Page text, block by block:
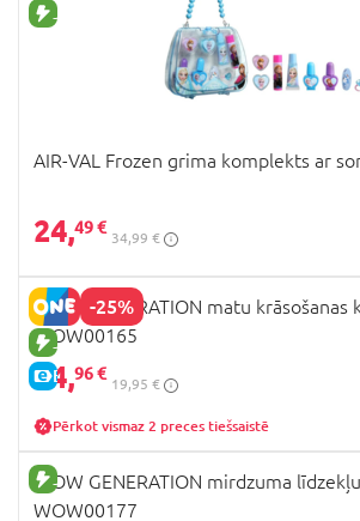
JAUNA PRECE
AIR-VAL Frozen grima komplekts ar
24,49 €
34,99 €
-25%
JAUNA PRECE
E-CENA
WOW GENERATION matu krāsošanas
WOW00165
14,96 €
19,95 €
Pērkot vismaz 2 preces tiešsaistē
JAUNA PRECE
WOW GENERATION mirdzuma
WOW00177